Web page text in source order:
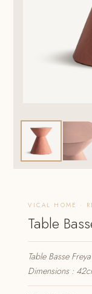
VICAL HOME ·
Table
Table Basse Freya
Dimensions :